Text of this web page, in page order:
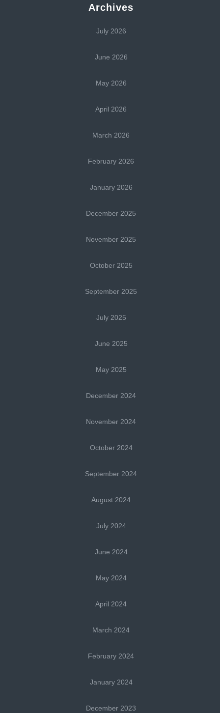
Archives
July 2026
June 2026
May 2026
April 2026
March 2026
February 2026
January 2026
December 2025
November 2025
October 2025
September 2025
July 2025
June 2025
May 2025
December 2024
November 2024
October 2024
September 2024
August 2024
July 2024
June 2024
May 2024
April 2024
March 2024
February 2024
January 2024
December 2023